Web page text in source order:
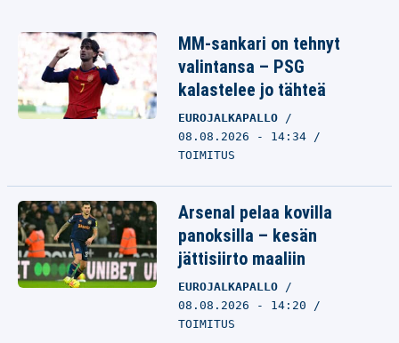
MM-sankari on tehnyt
valintansa – PSG
kalastelee jo tähteä
EUROJALKAPALLO
08.08.2026 - 14:34
TOIMITUS
Arsenal pelaa kovilla
panoksilla – kesän
jättisiirto maaliin
EUROJALKAPALLO
08.08.2026 - 14:20
TOIMITUS